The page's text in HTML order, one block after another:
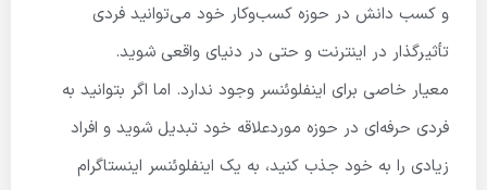
و کسب دانش در حوزه کسب‌وکار خود می‌توانید فردی
تأثیرگذار در اینترنت و حتی در دنیای واقعی شوید.
معیار خاصی برای اینفلوئنسر وجود ندارد. اما اگر بتوانید به
فردی حرفه‌ای در حوزه موردعلاقه خود تبدیل شوید و افراد
زیادی را به خود جذب کنید، به یک اینفلوئنسر اینستاگرام